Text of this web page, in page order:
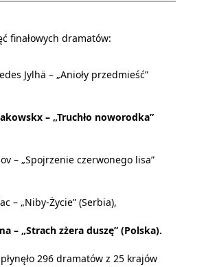
finałowych dramatów:
Jylhä – „Anioły przedmieść”
– „Truchło noworodka”
– „Spojrzenie czerwonego lisa”
– „Niby-Życie” (Serbia),
– „Strach zżera duszę” (Polska).
296 dramatów z 25 krajów